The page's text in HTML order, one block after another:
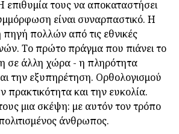
επιθυμία τους να αποκαταστήσει
είναι συναρπαστικό. Η
πηγή πολλών από τις εθνικές
Το πρώτο πράγμα που πιάνει το
σε άλλη χώρα - η πληρότητα
την εξυπηρέτηση. Ορθολογισμού
πρακτικότητα και την ευκολία.
μια σκέψη: με αυτόν τον τρόπο
άνθρωπος.